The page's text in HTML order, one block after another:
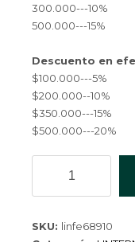
300.000---10%
500.000---15%
Descuento en
$100.000---5%
$200.000--10%
$350.000---15%
$500.000---20%
MINERA
RECARGABLE
60
SKU: linfe68910